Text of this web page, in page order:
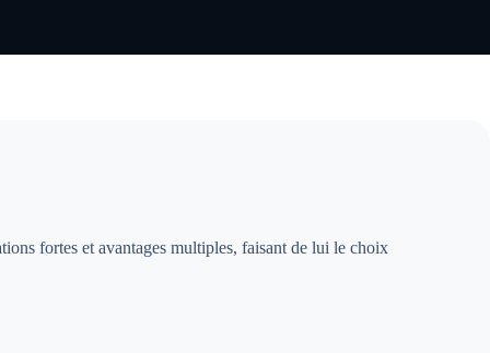
fortes et avantages multiples, faisant de lui le choix